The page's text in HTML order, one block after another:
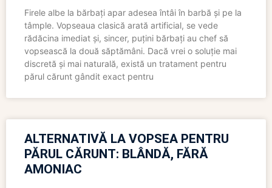
Firele albe la bărbați apar adesea întâi în barbă și pe la
tâmple. Vopseaua clasică arată artificial, se vede
rădăcina imediat și, sincer, puțini bărbați au chef să
vopsească la două săptămâni. Dacă vrei o soluție mai
discretă și mai naturală, există un tratament pentru
părul cărunt gândit exact pentru
ALTERNATIVĂ LA VOPSEA PENTRU
PĂRUL CĂRUNT: BLÂNDĂ, FĂRĂ
AMONIAC